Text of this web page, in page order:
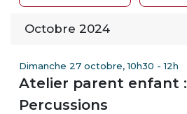
Octobre 2024
Dimanche 27 octobre, 10h30 - 12h
Atelier parent enfant :
Percussions